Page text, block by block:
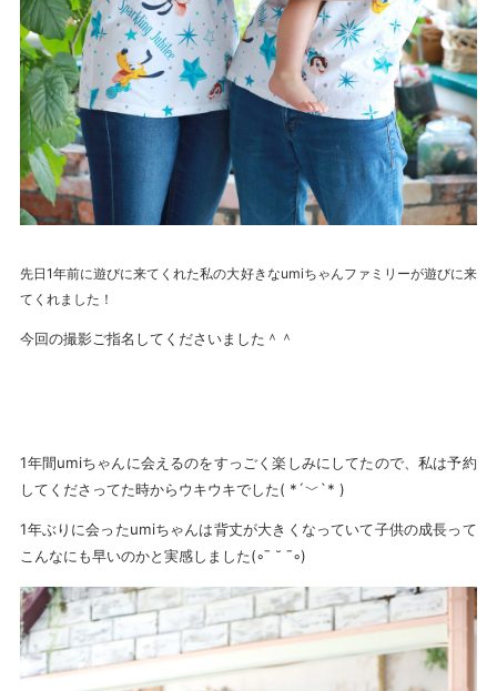
先日1年前に遊びに来てくれた私の大好きなumiちゃんファミリーが遊びに来
てくれました！
今回の撮影ご指名してくださいました＾＾
1年間umiちゃんに会えるのをすっごく楽しみにしてたので、私は予約
してくださってた時からウキウキでした( *´﹀`* )
1年ぶりに会ったumiちゃんは背丈が大きくなっていて子供の成長って
こんなにも早いのかと実感しました(◦ˉ ˘ ˉ◦)